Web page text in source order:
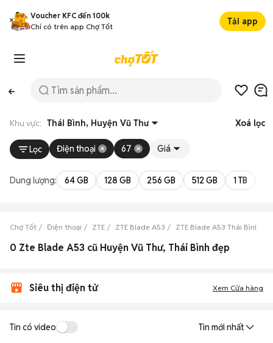
Voucher KFC đến 100k
Chỉ có trên app Chợ Tốt
Tải app
Khu vực: Thái Bình, Huyện Vũ Thư Xoá lọc
Lọc Điện thoại 67 Giá
Dung lượng: 64 GB 128 GB 256 GB 512 GB 1 TB
Chợ Tốt Điện thoại ZTE ZTE Blade A53 ZTE Blade A53 Thái Bình
0 Zte Blade A53 cũ Huyện Vũ Thư, Thái Bình đẹp
Siêu thị điện tử Xem Cửa hàng
Tin có video Tin mới nhất